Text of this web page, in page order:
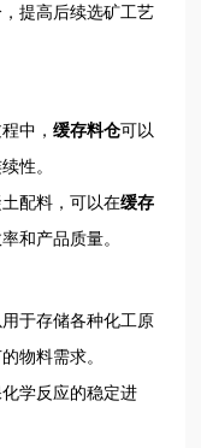
提高后续选矿工艺
中，缓存料仓可以
性。
配料，可以在缓存
和产品质量。
于存储各种化工原
物料需求。
学反应的稳定进